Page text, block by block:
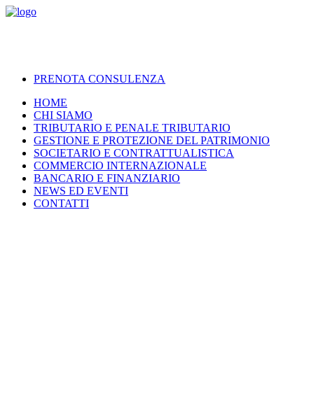
PRENOTA CONSULENZA
HOME
CHI SIAMO
TRIBUTARIO E PENALE TRIBUTARIO
GESTIONE E PROTEZIONE DEL PATRIMONIO
SOCIETARIO E CONTRATTUALISTICA
COMMERCIO INTERNAZIONALE
BANCARIO E FINANZIARIO
NEWS ED EVENTI
CONTATTI